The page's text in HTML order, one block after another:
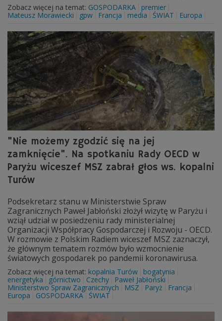
Zobacz więcej na temat: GOSPODARKA
premier
Mateusz Morawiecki
gpw Francja media ŚWIAT Europa
"Nie możemy zgodzić się na jej
zamknięcie". Na spotkaniu Rady OECD w
Paryżu wiceszef MSZ zabrał głos ws. kopalni
Turów
Podsekretarz stanu w Ministerstwie Spraw
Zagranicznych Paweł Jabłoński złożył wizytę w Paryżu i
wziął udział w posiedzeniu rady ministerialnej
Organizacji Współpracy Gospodarczej i Rozwoju - OECD.
W rozmowie z Polskim Radiem wiceszef MSZ zaznaczył,
że głównym tematem rozmów było wzmocnienie
światowych gospodarek po pandemii koronawirusa.
Zobacz więcej na temat: kopalnia Turów
bogatynia
energetyka
górnictwo Czechy
Paweł Jabłoński
Ministerstwo Spraw Zagranicznych
MSZ Paryż
Francja
Europa
GOSPODARKA ŚWIAT